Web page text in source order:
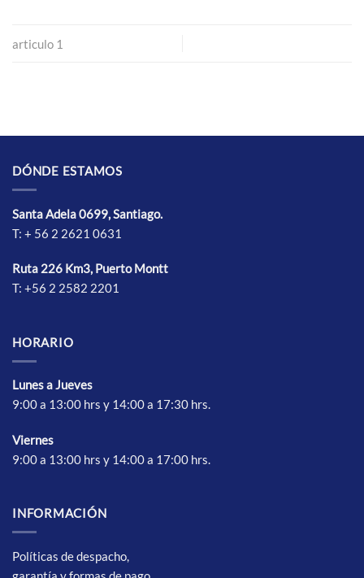
articulo 1
DÓNDE ESTAMOS
Santa Adela 0699, Santiago.
T: + 56 2 2621 0631
Ruta 226 Km3, Puerto Montt
T: +56 2 2582 2201
HORARIO
Lunes a Jueves
9:00 a 13:00 hrs y 14:00 a 17:30 hrs.
Viernes
9:00 a 13:00 hrs y 14:00 a 17:00 hrs.
INFORMACIÓN
Políticas de despacho,